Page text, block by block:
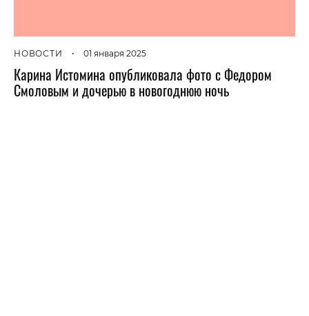
НОВОСТИ • 01 января 2025
Карина Истомина опубликовала фото с Федором
Смоловым и дочерью в новогоднюю ночь